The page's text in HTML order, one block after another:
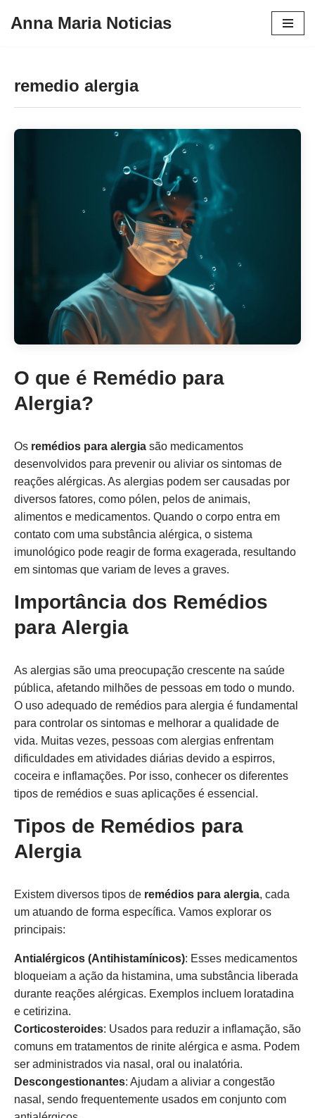
conteúdo
Anna Maria Noticias
remedio alergia
O que é Remédio para
Alergia?
Os remédios para alergia são medicamentos
desenvolvidos para prevenir ou aliviar os sintomas de
reações alérgicas. As alergias podem ser causadas por
diversos fatores, como pólen, pelos de animais,
alimentos e medicamentos. Quando o corpo entra em
contato com uma substância alérgica, o sistema
imunológico pode reagir de forma exagerada, resultando
em sintomas que variam de leves a graves.
Importância dos Remédios
para Alergia
As alergias são uma preocupação crescente na saúde
pública, afetando milhões de pessoas em todo o mundo.
O uso adequado de remédios para alergia é fundamental
para controlar os sintomas e melhorar a qualidade de
vida. Muitas vezes, pessoas com alergias enfrentam
dificuldades em atividades diárias devido a espirros,
coceira e inflamações. Por isso, conhecer os diferentes
tipos de remédios e suas aplicações é essencial.
Tipos de Remédios para
Alergia
Existem diversos tipos de remédios para alergia, cada
um atuando de forma específica. Vamos explorar os
principais:
Antialérgicos (Antihistamínicos): Esses medicamentos
bloqueiam a ação da histamina, uma substância liberada
durante reações alérgicas. Exemplos incluem loratadina
e cetirizina.
Corticosteroides: Usados para reduzir a inflamação, são
comuns em tratamentos de rinite alérgica e asma. Podem
ser administrados via nasal, oral ou inalatória.
Descongestionantes: Ajudam a aliviar a congestão
nasal, sendo frequentemente usados em conjunto com